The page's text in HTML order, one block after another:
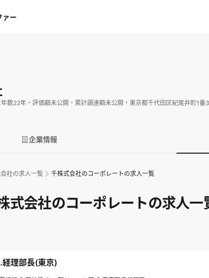
ァー
数22年 ・ 評価額未公開 ・ 累計調達額未公開 ・ 東京都千代田区紀尾井町1
企業情報
社の求人一覧 千株式会社のコーポレートの求人一覧
式会社のコーポレートの求人一
経理部長(東京)